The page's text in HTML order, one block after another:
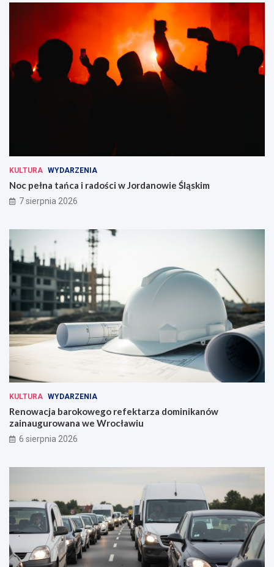
KULTURA WYDARZENIA
Noc pełna tańca i radości w Jordanowie Śląskim
7 sierpnia 2026
KULTURA WYDARZENIA
Renowacja barokowego refektarza dominikanów
zainaugurowana we Wrocławiu
6 sierpnia 2026